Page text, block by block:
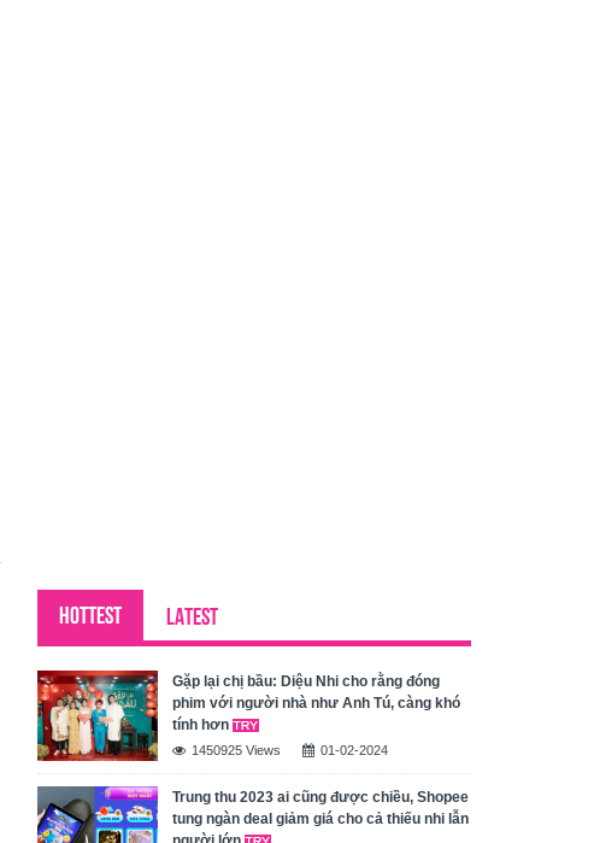
HOTTEST LATEST
Gặp lại chị bầu: Diệu Nhi cho rằng đóng
phim với người nhà như Anh Tú, càng khó
tính hơn
1450925 Views 01-02-2024
Trung thu 2023 ai cũng được chiều, Shopee
tung ngàn deal giảm giá cho cả thiếu nhi lẫn